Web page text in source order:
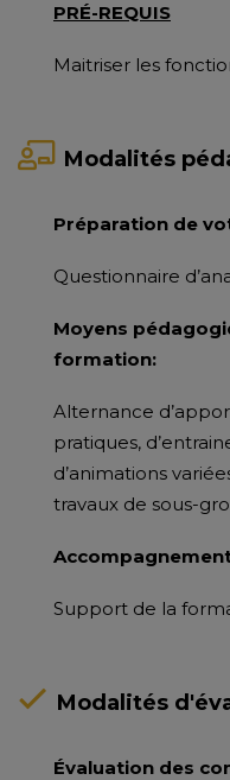
PRÉ-REQUIS
Maitriser les
Modalités
Préparation de
Questionnaire
Moyens
formation:
Alternance
pratiques,
d’animations
travaux de sous-
Support de la
Modalités
Évaluation des